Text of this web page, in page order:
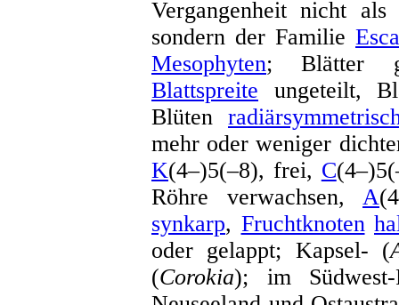
Vergangenheit nicht als
sondern der Familie
Mesophyten; Blätter
Blattspreite ungeteilt,
Blüten
mehr oder weniger
K(4–)5(–8), frei, C
Röhre verwachsen, A
synkarp, Fruchtknoten
oder gelappt; Kapsel- (
(Corokia); im